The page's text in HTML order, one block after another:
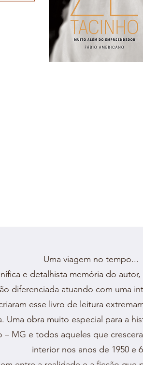
Uma viagem no tempo...
e detalhista memória do autor,
diferenciada atuando com uma
esse livro de leitura
Uma obra muito especial para a
– MG e todos aqueles que
interior nos anos de 1950 e